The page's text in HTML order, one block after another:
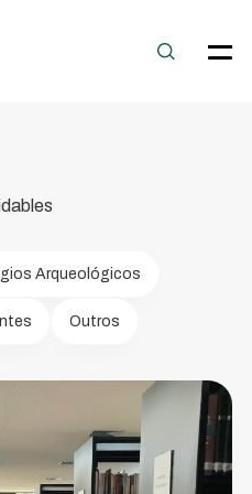
Arqueológicos
Outros